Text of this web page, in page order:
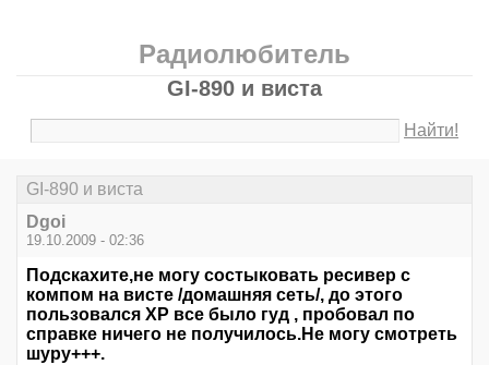
Радиолюбитель
GI-890 и виста
Найти!
GI-890 и виста
Dgoi
19.10.2009 - 02:36
Подскахите,не могу состыковать ресивер с
компом на висте /домашняя сеть/, до этого
пользовался ХР все было гуд , пробовал по
справке ничего не получилось.Не могу смотреть
шуру+++.